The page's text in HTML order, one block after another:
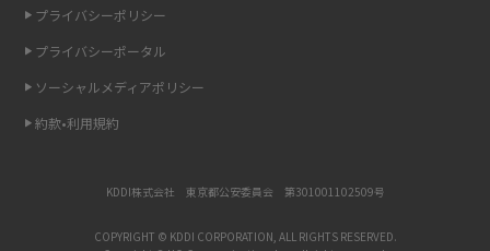
紹介
方法を詳しく解説
プライバシーポリシー
プライバシーポータル
ソーシャルメディアポリシー
約款•利用規約
KDDI株式会社 東京都公安委員会 第301001102509号
COPYRIGHT © KDDI CORPORATION, ALL RIGHTS RESERVED.